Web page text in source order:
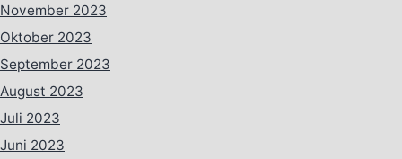
November 2023
Oktober 2023
September 2023
August 2023
Juli 2023
Juni 2023